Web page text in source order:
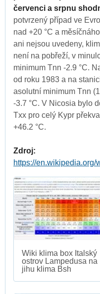
červenci a srpnu
potvrzený případ ve
nad +20 °C a
ani nejsou uvedeny,
není na pobřeží, v
minimum Tnn -2.9 °C.
od roku 1983 a na
asolutní minimum Tnn
-3.7 °C. V Nicosia bylo
Txx pro celý Kypr
+46.2 °C.
Zdroj:
https://en.wikipedia.org/
Wiki klima box Italský
ostrov Lampedusa na
jihu klima Bsh